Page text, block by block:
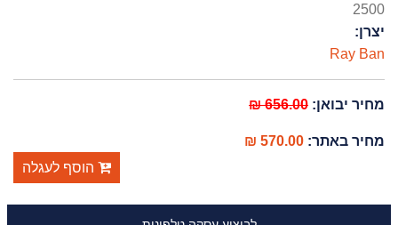
2500
יצרן:
Ray Ban
מחיר יבואן:656.00 ₪
מחיר באתר:570.00 ₪
הוסף לעגלה